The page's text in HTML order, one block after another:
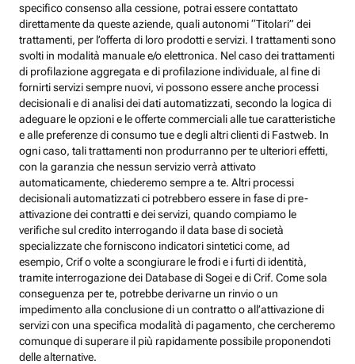
specifico consenso alla cessione, potrai essere contattato
direttamente da queste aziende, quali autonomi “Titolari” dei
trattamenti, per l’offerta di loro prodotti e servizi. I trattamenti sono
svolti in modalità manuale e/o elettronica. Nel caso dei trattamenti
di profilazione aggregata e di profilazione individuale, al fine di
fornirti servizi sempre nuovi, vi possono essere anche processi
decisionali e di analisi dei dati automatizzati, secondo la logica di
adeguare le opzioni e le offerte commerciali alle tue caratteristiche
e alle preferenze di consumo tue e degli altri clienti di Fastweb. In
ogni caso, tali trattamenti non produrranno per te ulteriori effetti,
con la garanzia che nessun servizio verrà attivato
automaticamente, chiederemo sempre a te. Altri processi
decisionali automatizzati ci potrebbero essere in fase di pre-
attivazione dei contratti e dei servizi, quando compiamo le
verifiche sul credito interrogando il data base di società
specializzate che forniscono indicatori sintetici come, ad
esempio, Crif o volte a scongiurare le frodi e i furti di identità,
tramite interrogazione dei Database di Sogei e di Crif. Come sola
conseguenza per te, potrebbe derivarne un rinvio o un
impedimento alla conclusione di un contratto o all’attivazione di
servizi con una specifica modalità di pagamento, che cercheremo
comunque di superare il più rapidamente possibile proponendoti
delle alternative.